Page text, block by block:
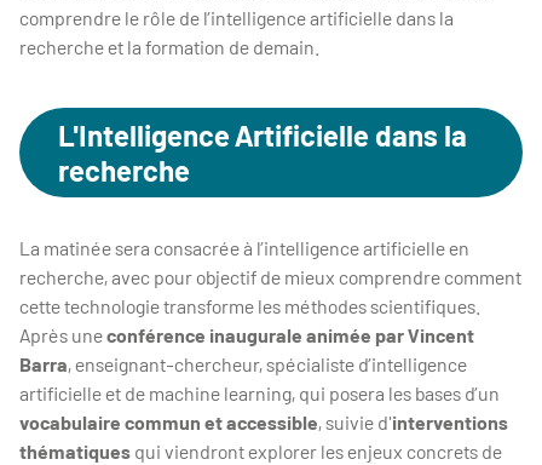
comprendre le rôle de l’intelligence artificielle dans la
recherche et la formation de demain.
L'Intelligence Artificielle dans la
recherche
La matinée sera consacrée à l’intelligence artificielle en
recherche, avec pour objectif de mieux comprendre comment
cette technologie transforme les méthodes scientifiques.
Après uneconférence inaugurale animée par Vincent
Barra, enseignant-chercheur, spécialiste d’intelligence
artificielle et de machine learning, qui posera les bases d’un
vocabulaire commun et accessible, suivie d'interventions
thématiques qui viendront explorer les enjeux concrets de